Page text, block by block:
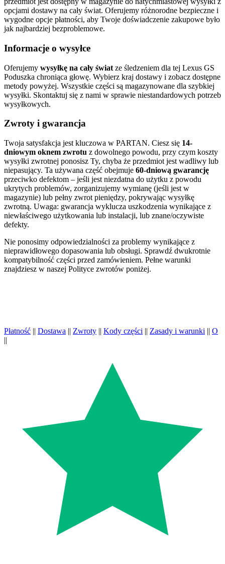
opcjami dostawy na cały świat. Oferujemy różnorodne bezpieczne i
wygodne opcje płatności, aby Twoje doświadczenie zakupowe było
jak najbardziej bezproblemowe.
Informacje o wysyłce
Oferujemy wysyłkę na cały świat ze śledzeniem dla tej Lexus GS
Poduszka chroniąca głowę. Wybierz kraj dostawy i zobacz dostępne
metody powyżej. Wszystkie części są magazynowane dla szybkiej
wysyłki. Skontaktuj się z nami w sprawie niestandardowych potrzeb
wysyłkowych.
Zwroty i gwarancja
Twoja satysfakcja jest kluczowa w PARTAN. Ciesz się 14-
dniowym oknem zwrotu z dowolnego powodu, przy czym koszty
wysyłki zwrotnej ponosisz Ty, chyba że przedmiot jest wadliwy lub
niepasujący. Ta używana część obejmuje 60-dniową gwarancję
przeciwko defektom – jeśli jest niezdatna do użytku z powodu
ukrytych problemów, zorganizujemy wymianę (jeśli jest w
magazynie) lub pełny zwrot pieniędzy, pokrywając wysyłkę
zwrotną. Uwaga: gwarancja wyklucza uszkodzenia wynikające z
niewłaściwego użytkowania lub instalacji, lub znane/oczywiste
defekty.
Nie ponosimy odpowiedzialności za problemy wynikające z
nieprawidłowego dopasowania lub obsługi. Sprawdź dwukrotnie
kompatybilność części przed zamówieniem. Pełne warunki
znajdziesz w naszej Polityce zwrotów poniżej.
Płatność || Dostawa || Zwroty || Kody części || Zasady i warunki || O
||